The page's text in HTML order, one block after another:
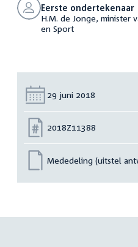
Eerste ondertekenaar
H.M. de Jonge, minister
en Sport
Datum:
29 juni 2018
Nummer:
2018Z11388
Mededeling (uitstel